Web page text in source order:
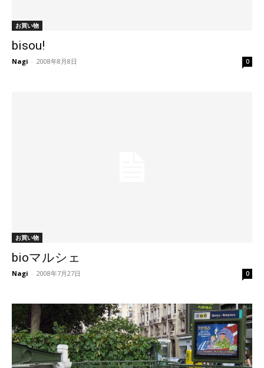
お買い物
bisou!
Nagi - 2008年8月8日 0
お買い物
bioマルシェ
Nagi - 2008年7月27日 0